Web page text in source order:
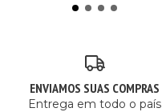
ENVIAMOS SUAS COMPRAS
Entrega em todo o país